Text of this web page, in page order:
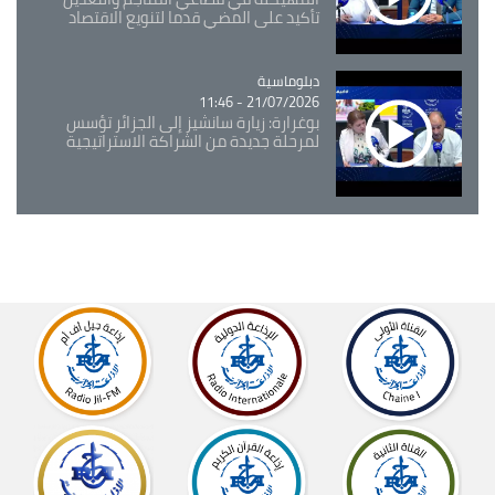
تأكيد على المضي قدما لتنويع الاقتصاد
Catégorie
دبلوماسية
21/07/2026 - 11:46
بوغرارة: زيارة سانشيز إلى الجزائر تؤسس
لمرحلة جديدة من الشراكة الاستراتيجية